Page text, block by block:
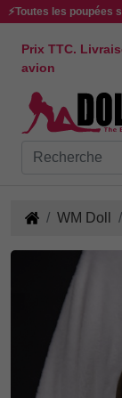
⚡Toutes les poupées
Prix TTC.
avion
WM Doll